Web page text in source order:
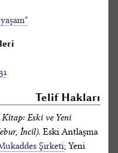
Telif Hakları
Eski ve Yeni
İncil). Eski Antlaşma
Şirketi; Yeni